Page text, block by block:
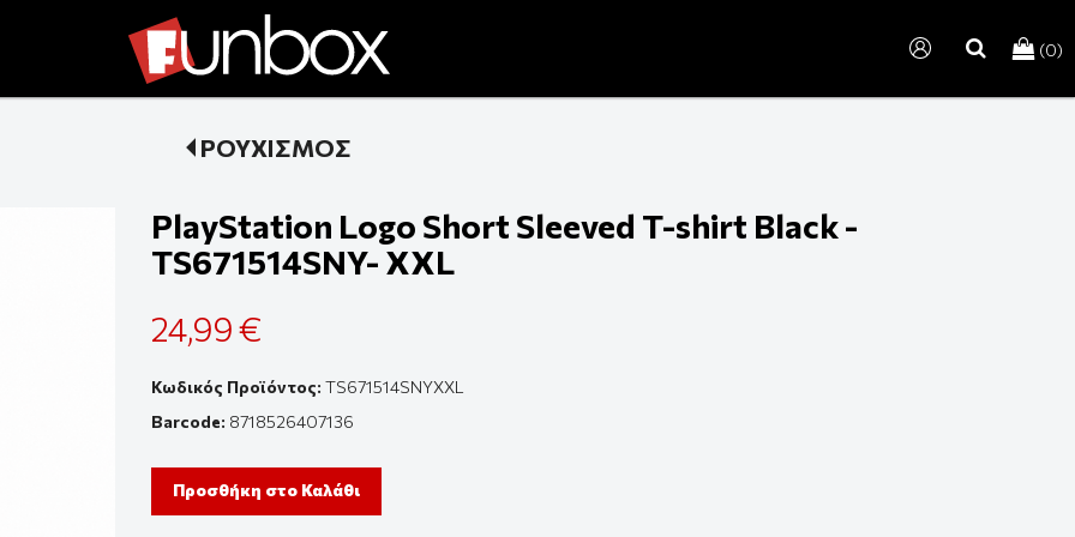
(0)
search
ΡΟΥΧΙΣΜΟΣ
PlayStation Logo Short Sleeved T-shirt Black -
TS671514SNY- XXL
24,99 €
Κωδικός Προϊόντος: TS671514SNYXXL
Barcode: 8718526407136
Προσθήκη στο Καλάθι